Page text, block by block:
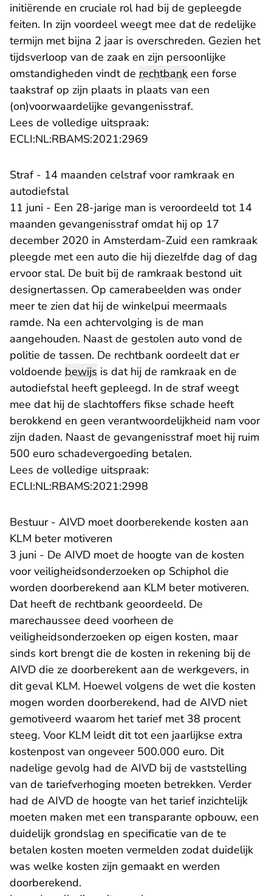
initiërende en cruciale rol had bij de gepleegde
feiten. In zijn voordeel weegt mee dat de redelijke
termijn met bijna 2 jaar is overschreden. Gezien het
tijdsverloop van de zaak en zijn persoonlijke
omstandigheden vindt de rechtbank een forse
taakstraf op zijn plaats in plaats van een
(on)voorwaardelijke gevangenisstraf.
Lees de volledige uitspraak:
ECLI:NL:RBAMS:2021:2969
Straf - 14 maanden celstraf voor ramkraak en
autodiefstal
11 juni - Een 28-jarige man is veroordeeld tot 14
maanden gevangenisstraf omdat hij op 17
december 2020 in Amsterdam-Zuid een ramkraak
pleegde met een auto die hij diezelfde dag of dag
ervoor stal. De buit bij de ramkraak bestond uit
designertassen. Op camerabeelden was onder
meer te zien dat hij de winkelpui meermaals
ramde. Na een achtervolging is de man
aangehouden. Naast de gestolen auto vond de
politie de tassen. De rechtbank oordeelt dat er
voldoende bewijs is dat hij de ramkraak en de
autodiefstal heeft gepleegd. In de straf weegt
mee dat hij de slachtoffers fikse schade heeft
berokkend en geen verantwoordelijkheid nam voor
zijn daden. Naast de gevangenisstraf moet hij ruim
500 euro schadevergoeding betalen.
Lees de volledige uitspraak:
ECLI:NL:RBAMS:2021:2998
Bestuur - AIVD moet doorberekende kosten aan
KLM beter motiveren
3 juni - De AIVD moet de hoogte van de kosten
voor veiligheidsonderzoeken op Schiphol die
worden doorberekend aan KLM beter motiveren.
Dat heeft de rechtbank geoordeeld. De
marechaussee deed voorheen de
veiligheidsonderzoeken op eigen kosten, maar
sinds kort brengt die de kosten in rekening bij de
AIVD die ze doorberekent aan de werkgevers, in
dit geval KLM. Hoewel volgens de wet die kosten
mogen worden doorberekend, had de AIVD niet
gemotiveerd waarom het tarief met 38 procent
steeg. Voor KLM leidt dit tot een jaarlijkse extra
kostenpost van ongeveer 500.000 euro. Dit
nadelige gevolg had de AIVD bij de vaststelling
van de tariefverhoging moeten betrekken. Verder
had de AIVD de hoogte van het tarief inzichtelijk
moeten maken met een transparante opbouw, een
duidelijk grondslag en specificatie van de te
betalen kosten moeten vermelden zodat duidelijk
was welke kosten zijn gemaakt en werden
doorberekend.